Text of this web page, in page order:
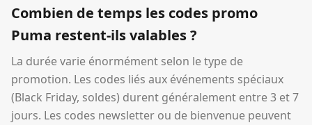
Combien de temps les codes promo
Puma restent-ils valables ?
La durée varie énormément selon le type de
promotion. Les codes liés aux événements spéciaux
(Black Friday, soldes) durent généralement entre 3 et 7
jours. Les codes newsletter ou de bienvenue peuvent